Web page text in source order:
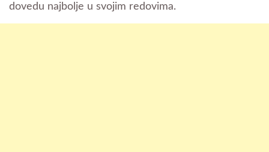
dovedu najbolje u svojim redovima.